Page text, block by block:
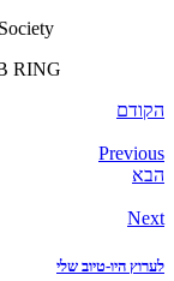
RING
הקודם
Previous
הבא
Next
לערוץ היו-טיוב שלי